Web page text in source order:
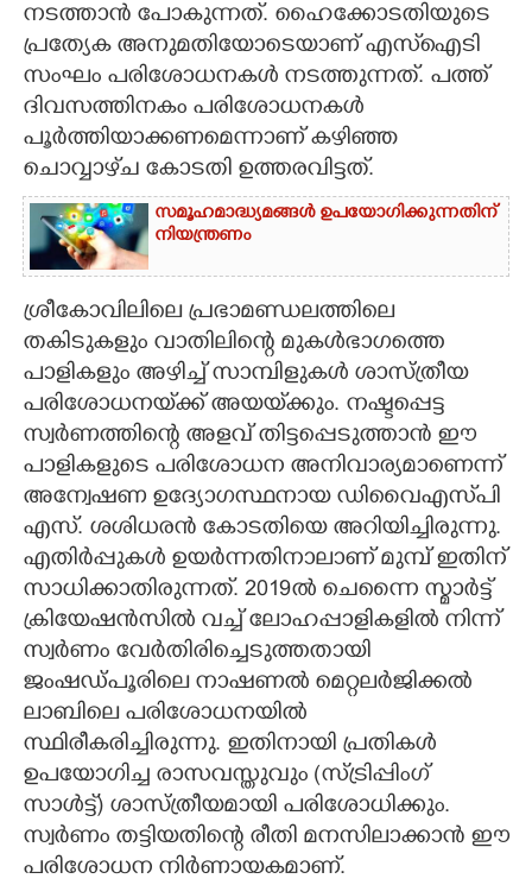
നടത്താൻ പോകുന്നത്. ഹൈക്കോടതിയുടെ
പ്രത്യേക അനുമതിയോടെയാണ് എസ്‌ഐടി
സംഘം പരിശോധനകൾ നടത്തുന്നത്. പത്ത്
ദിവസത്തിനകം പരിശോധനകൾ
പൂർത്തിയാക്കണമെന്നാണ് കഴിഞ്ഞ
ചൊവ്വാഴ്‌ച കോടതി ഉത്തരവിട്ടത്.
സമൂഹമാദ്ധ്യമങ്ങൾ ഉപയോഗിക്കുന്നതിന്
നിയന്ത്രണം
ശ്രീകോവിലിലെ പ്രഭാമണ്ഡലത്തിലെ
തകിടുകളും വാതിലിന്റെ മുകൾഭാഗത്തെ
പാളികളും അഴിച്ച് സാമ്പിളുകൾ ശാസ്ത്രീയ
പരിശോധനയ്‌ക്ക് അയയ്‌ക്കും. നഷ്ടപ്പെട്ട
സ്വർണത്തിന്റെ അളവ് തിട്ടപ്പെടുത്താൻ ഈ
പാളികളുടെ പരിശോധന അനിവാര്യമാണെന്ന്
അന്വേഷണ ഉദ്യോഗസ്ഥനായ ഡിവൈഎസ്‌പി
എസ്. ശശിധരൻ കോടതിയെ അറിയിച്ചിരുന്നു.
എതിർപ്പുകൾ ഉയർന്നതിനാലാണ് മുമ്പ് ഇതിന്
സാധിക്കാതിരുന്നത്. 2019ൽ ചെന്നൈ സ്മാർട്ട്
ക്രിയേഷൻസിൽ വച്ച് ലോഹപ്പാളികളിൽ നിന്ന്
സ്വർണം വേർതിരിച്ചെടുത്തതായി
ജംഷഡ്പൂരിലെ നാഷണൽ മെറ്റലർജിക്കൽ
ലാബിലെ പരിശോധനയിൽ
സ്ഥിരീകരിച്ചിരുന്നു. ഇതിനായി പ്രതികൾ
ഉപയോഗിച്ച രാസവസ്തുവും (സ്ട്രിപ്പിംഗ്
സാൾട്ട്) ശാസ്ത്രീയമായി പരിശോധിക്കും.
സ്വർണം തട്ടിയതിന്റെ രീതി മനസിലാക്കാൻ ഈ
പരിശോധന നിർണായകമാണ്.